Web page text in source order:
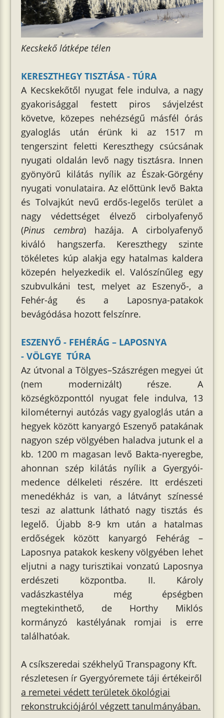
Kecskekő látképe télen
KERESZTHEGY TISZTÁSA - TÚRA
A Kecskekőtől nyugat fele indulva, a nagy
gyakorisággal festett piros sávjelzést
követve, közepes nehézségű másfél órás
gyaloglás után érünk ki az 1517 m
tengerszint feletti Kereszthegy csúcsának
nyugati oldalán levő nagy tisztásra. Innen
gyönyörű kilátás nyílik az Észak-Görgény
nyugati vonulataira. Az előttünk levő Bakta
és Tolvajkút nevű erdős-legelős terület a
nagy védettséget élvező cirbolyafenyő
(Pinus cembra) hazája. A cirbolyafenyő
kiváló hangszerfa. Kereszthegy szinte
tökéletes kúp alakja egy hatalmas kaldera
közepén helyezkedik el. Valószínűleg egy
szubvulkáni test, melyet az Eszenyő-, a
Fehér-ág és a Laposnya-patakok
bevágódása hozott felszínre.
ESZENYŐ - FEHÉRÁG – LAPOSNYA
- VÖLGYE TÚRA
Az útvonal a Tölgyes–Szászrégen megyei út
(nem modernizált) része. A
községközponttól nyugat fele indulva, 13
kilométernyi autózás vagy gyaloglás után a
hegyek között kanyargó Eszenyő patakának
nagyon szép völgyében haladva jutunk el a
kb. 1200 m magasan levő Bakta-nyeregbe,
ahonnan szép kilátás nyílik a Gyergyói-
medence délkeleti részére. Itt erdészeti
menedékház is van, a látványt színessé
teszi az alattunk látható nagy tisztás és
legelő. Újabb 8-9 km után a hatalmas
erdőségek között kanyargó Fehérág –
Laposnya patakok keskeny völgyében lehet
eljutni a nagy turisztikai vonzatú Laposnya
erdészeti központba. II. Károly
vadászkastélya még épségben
megtekinthető, de Horthy Miklós
kormányzó kastélyának romjai is erre
találhatóak.
A csíkszeredai székhelyű Transpagony Kft.
részletesen ír Gyergyóremete táji értékeiről
a remetei védett területek ökológiai
rekonstrukciójáról végzett tanulmányában.